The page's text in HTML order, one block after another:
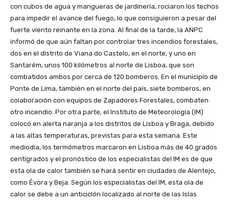
con cubos de agua y mangueras de jardinería, rociaron los techos
para impedir el avance del fuego, lo que consiguieron a pesar del
fuerte viento reinante en la zona. Al final de la tarde, la ANPC
informó de que aún faltan por controlar tres incendios forestales,
dos en el distrito de Viana do Castelo, en el norte, y uno en
Santarém, unos 100 kilómetros al norte de Lisboa, que son
combatidos ambos por cerca de 120 bomberos. En el municipio de
Ponte de Lima, también en el norte del país, siete bomberos, en
colaboración con equipos de Zapadores Forestales, combaten
otro incendio. Por otra parte, el Instituto de Meteorología (IM)
colocó en alerta naranja a los distritos de Lisboa y Braga, debido
a las altas temperaturas, previstas para esta semana. Este
mediodía, los termómetros marcaron en Lisboa más de 40 grados
centígrados y el pronóstico de los especialistas del IM es de que
esta ola de calor también se hará sentir en ciudades de Alentejo,
como Évora y Beja. Según los especialistas del IM, esta ola de
calor se debe a un anticiclón localizado al norte de las Islas